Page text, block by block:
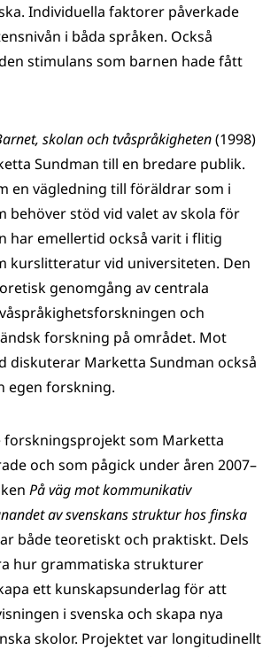
Individuella faktorer påverkade
i båda språken. Också
stimulans som barnen hade fått
skolan och tvåspråkigheten(1998)
Sundman till en bredare publik.
en vägledning till föräldrar som i
behöver stöd vid valet av skola för
har emellertid också varit i flitig
kurslitteratur vid universiteten. Den
genomgång av centrala
och
forskning på området. Mot
diskuterar Marketta Sundman också
egen forskning.
forskningsprojekt som Marketta
och som pågick under åren 2007–
På väg mot kommunikativ
av svenskans struktur hos finska
både teoretiskt och praktiskt. Dels
hur grammatiska strukturer
ett kunskapsunderlag för att
i svenska och skapa nya
skolor. Projektet var longitudinellt